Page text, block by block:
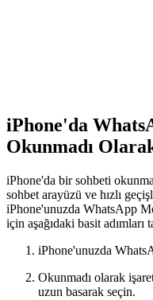
iPhone'da
Okunmadı
iPhone'da bir sohbeti
sohbet arayüzü ve hızlı
iPhone'unuzda WhatsApp
için aşağıdaki basit
iPhone'unuzda
Okunmadı olarak
uzun basarak seçin.